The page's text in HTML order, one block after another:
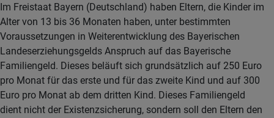
Im Freistaat Bayern (Deutschland) haben Eltern, die Kinder im
Alter von 13 bis 36 Monaten haben, unter bestimmten
Voraussetzungen in Weiterentwicklung des Bayerischen
Landeserziehungsgelds Anspruch auf das Bayerische
Familiengeld. Dieses beläuft sich grundsätzlich auf 250 Euro
pro Monat für das erste und für das zweite Kind und auf 300
Euro pro Monat ab dem dritten Kind. Dieses Familiengeld
dient nicht der Existenzsicherung, sondern soll den Eltern den